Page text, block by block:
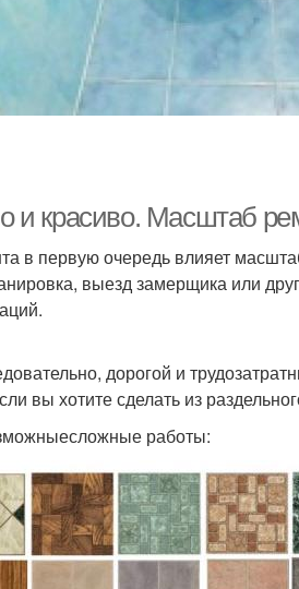
и красиво. Масштаб
в первую очередь влияет
выезд замерщика или
дорогой и
вы хотите сделать из
работы: